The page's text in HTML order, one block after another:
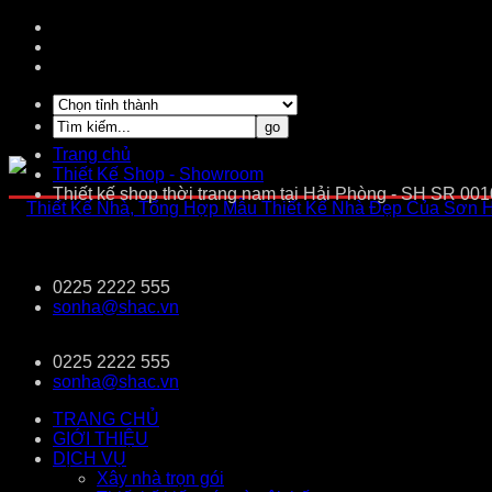
0225 2222 555
sonha@shac.vn
0225 2222 555
sonha@shac.vn
TRANG CHỦ
GIỚI THIỆU
DỊCH VỤ
Xây nhà trọn gói
Trang chủ
Thiết Kế Shop - Showroom
Thiết kế shop thời trang nam tại Hải Phòng - SH SR